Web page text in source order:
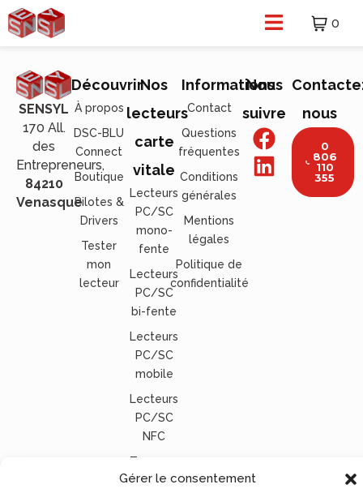
Gérer le consentement
0
SENSYL
170 All.
des
Entrepreneurs,
84210
Venasque
Découvrir
À propos
DSC-BLU
Connect
Boutique
Pilotes &
Drivers
Tester
mon
lecteur
Nos
lecteurs
carte
vitale
Lecteurs
PC/SC
mono-
fente
Lecteurs
PC/SC
bi-fente
Lecteurs
PC/SC
mobile
Lecteurs
PC/SC
NFC
Tous nos
lecteurs
Informations
Contact
Questions
fréquentes
Conditions
générales
Mentions
légales
Politique de
confidentialité
Nous
suivre
nous
0
806
110
355